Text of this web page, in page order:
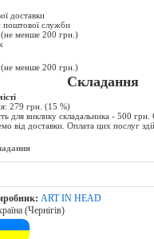
доставки
поштової служби
(не менше 200 грн.)
(не менше 200 грн.)
Складання
279 грн. (15 %)
для виклику складальника - 500
від доставки. Оплата цих послуг
ART IN HEAD
(Чернігів)